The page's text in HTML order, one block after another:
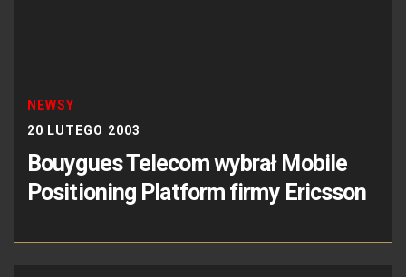
NEWSY
20 LUTEGO 2003
Bouygues Telecom wybrał Mobile
Positioning Platform firmy Ericsson